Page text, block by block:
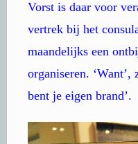
Vorst is daar voor
vertrek bij het
maandelijks een
organiseren.
bent je eigen brand’.